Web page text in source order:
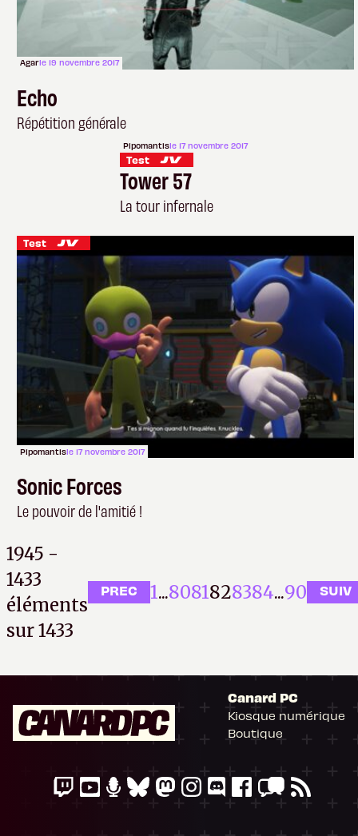
Agarle 19 novembre 2017
Echo
Répétition générale
Test
Pipomantisle 17 novembre 2017
Tower 57
La tour infernale
Test
Pipomantisle 17 novembre 2017
Sonic Forces
Le pouvoir de l'amitié !
1945 -
1433
éléments
sur 1433
PREC 1...8081828384...90 SUIV
Canard PC
Kiosque numérique
Boutique
Il n'y a pas de
Cookie à se faire !
Ce site n'a recours à aucun tracker externe, ne partage avec personne
ses statistiques de fréquentation et se limite aux cookies nécessaires